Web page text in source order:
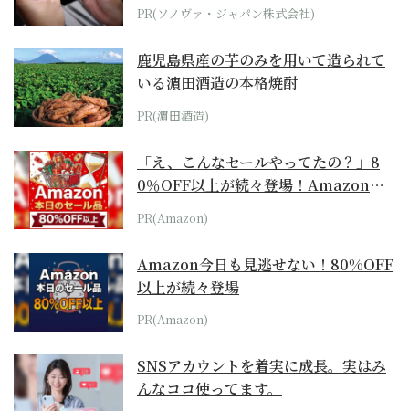
PR(ソノヴァ・ジャパン株式会社)
鹿児島県産の芋のみを用いて造られて
いる濵田酒造の本格焼酎
PR(濵田酒造)
「え、こんなセールやってたの？」8
0％OFF以上が続々登場！Amazonの
本気が...
PR(Amazon)
Amazon今日も見逃せない！80%OFF
以上が続々登場
PR(Amazon)
SNSアカウントを着実に成長。実はみ
んなココ使ってます。